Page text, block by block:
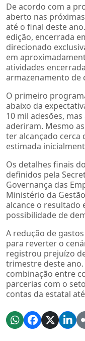
De acordo com a
aberto nas
até o final deste
edição, encerrada
direcionado
em
atividades
armazenamento de
O primeiro
abaixo da
10 mil adesões,
aderiram. Mesmo
ter alcançado cerca
estimada
Os detalhes finais
definidos pela
Governança das
Ministério da
alcance o resultado
possibilidade de
A redução de
para reverter o
registrou prejuízo
trimestre deste
combinação entre
parcerias com o
contas da estatal